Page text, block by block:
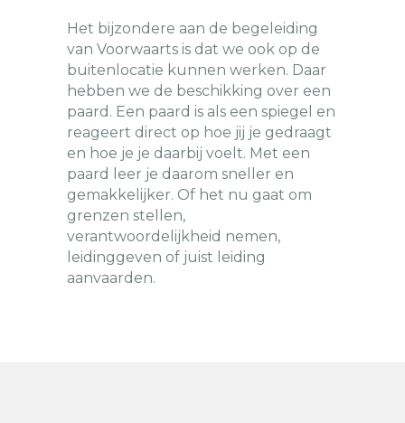
Het bijzondere aan de begeleiding
van Voorwaarts is dat we ook op de
buitenlocatie kunnen werken. Daar
hebben we de beschikking over een
paard. Een paard is als een spiegel en
reageert direct op hoe jij je gedraagt
en hoe je je daarbij voelt. Met een
paard leer je daarom sneller en
gemakkelijker. Of het nu gaat om
grenzen stellen,
verantwoordelijkheid nemen,
leidinggeven of juist leiding
aanvaarden.